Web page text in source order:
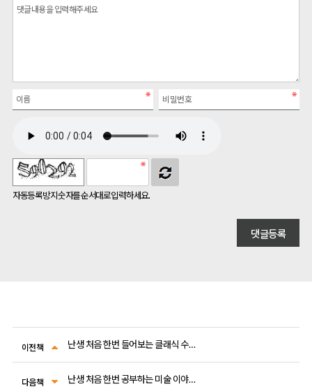
자동등록방지 숫자를 순서대로 입력하세요.
이전책 난생 처음 한번 들어보는 클래식 수업 2
다음책 난생 처음 한번 공부하는 미술 이야기 5